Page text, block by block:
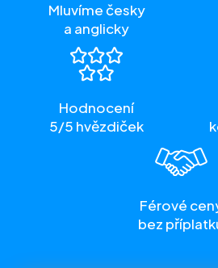
Mluvíme česky
a anglicky
Hodnocení
5/5 hvězdiček
Férové
bez